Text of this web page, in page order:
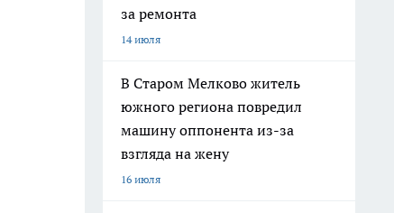
за ремонта
14 июля
В Старом Мелково житель
южного региона повредил
машину оппонента из-за
взгляда на жену
16 июля